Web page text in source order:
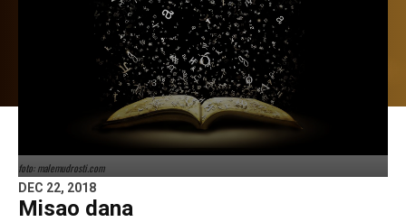
foto: malemudrosti.com
DEC 22, 2018
Misao dana